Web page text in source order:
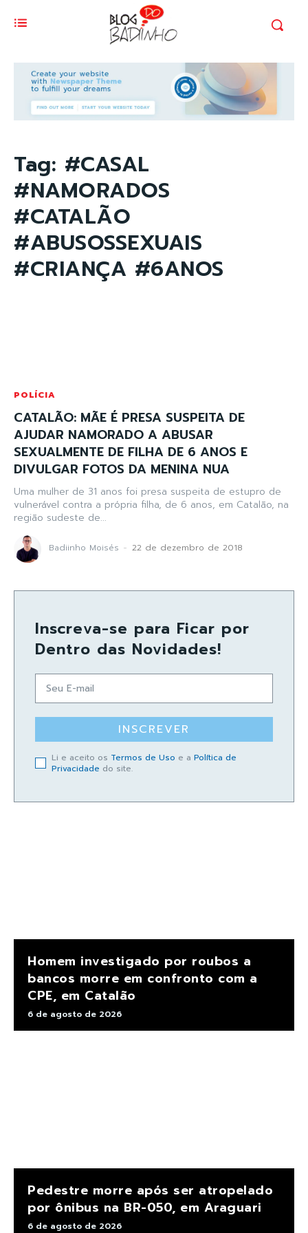
Tag: #CASAL
#NAMORADOS
#CATALÃO
#ABUSOSSEXUAIS
#CRIANÇA #6ANOS
POLÍCIA
CATALÃO: MÃE É PRESA SUSPEITA DE
AJUDAR NAMORADO A ABUSAR
SEXUALMENTE DE FILHA DE 6 ANOS E
DIVULGAR FOTOS DA MENINA NUA
Uma mulher de 31 anos foi presa suspeita de estupro de
vulnerável contra a própria filha, de 6 anos, em Catalão, na
região sudeste de...
Badiinho Moisés - 22 de dezembro de 2018
Inscreva-se para Ficar por
Dentro das Novidades!
INSCREVER
Li e aceito os Termos de Uso e a Política de
Privacidade do site.
Homem investigado por roubos a
bancos morre em confronto com a
CPE, em Catalão
6 de agosto de 2026
Pedestre morre após ser atropelado
por ônibus na BR-050, em Araguari
6 de agosto de 2026